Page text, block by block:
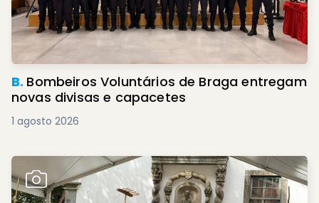
B. Bombeiros Voluntários de Braga entregam
novas divisas e capacetes
1 agosto 2026